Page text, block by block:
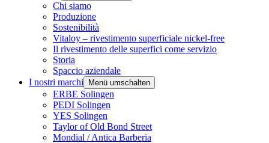
Chi siamo
Produzione
Sostenibilità
Vitaloy – rivestimento superficiale nickel-free
Il rivestimento delle superfici come servizio
Storia
Spaccio aziendale
I nostri marchi
Menü umschalten
ERBE Solingen
PEDI Solingen
YES Solingen
Taylor of Old Bond Street
Mondial / Antica Barberia